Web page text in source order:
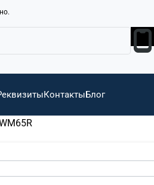
КонтактыБлог